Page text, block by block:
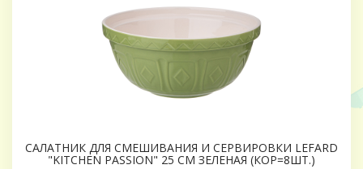
САЛАТНИК ДЛЯ СМЕШИВАНИЯ И СЕРВИРОВКИ LEFARD
"KITCHEN PASSION" 25 СМ ЗЕЛЕНАЯ (КОР=8ШТ.)